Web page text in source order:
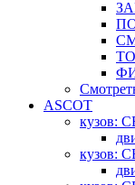
ASCOT
кузов:
кузов: